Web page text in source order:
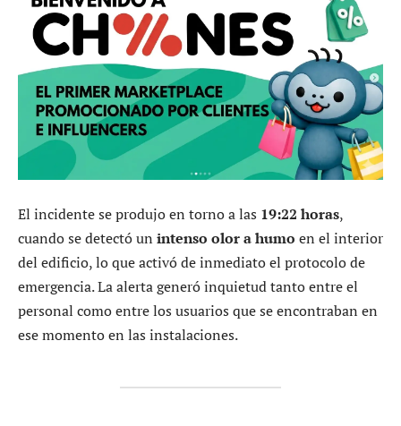
El incidente se produjo en torno a las 19:22 horas,
cuando se detectó un intenso olor a humo en el interior
del edificio, lo que activó de inmediato el protocolo de
emergencia. La alerta generó inquietud tanto entre el
personal como entre los usuarios que se encontraban en
ese momento en las instalaciones.